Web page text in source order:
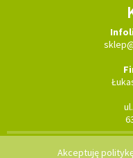
Akceptuję
Copyright © 2026 TomCat